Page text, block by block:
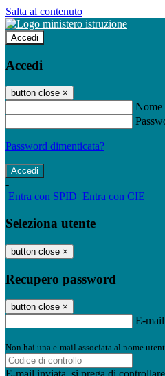
Salta al contenuto
Accedi
Accedi
button close ×
Nome
Password dimenticata?
-
Entra con SPID Entra con CIE
Seleziona utente
button close ×
Recupero password
button close ×
E-mail
Non hai una e-mail associata al nome